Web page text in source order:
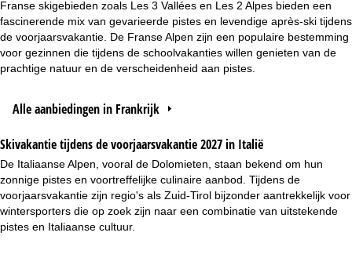
Franse skigebieden zoals Les 3 Vallées en Les 2 Alpes bieden een
fascinerende mix van gevarieerde pistes en levendige après-ski tijdens
de voorjaarsvakantie. De Franse Alpen zijn een populaire bestemming
voor gezinnen die tijdens de schoolvakanties willen genieten van de
prachtige natuur en de verscheidenheid aan pistes.
Alle aanbiedingen in Frankrijk
Skivakantie tijdens de voorjaarsvakantie 2027 in Italië
De Italiaanse Alpen, vooral de Dolomieten, staan bekend om hun
zonnige pistes en voortreffelijke culinaire aanbod. Tijdens de
voorjaarsvakantie zijn regio's als Zuid-Tirol bijzonder aantrekkelijk voor
wintersporters die op zoek zijn naar een combinatie van uitstekende
pistes en Italiaanse cultuur.